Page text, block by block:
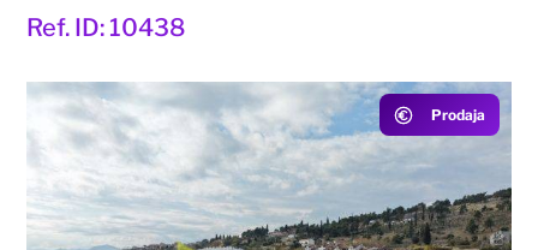
Ref. ID: 10438
Prodaja